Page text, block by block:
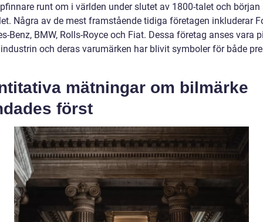
runt om i världen under slutet av 1800-talet och början
Några av de mest framstående tidiga företagen inkluderar
Benz, BMW, Rolls-Royce och Fiat. Dessa företag anses vara
och deras varumärken har blivit symboler för både
mätningar om bilmärke
först